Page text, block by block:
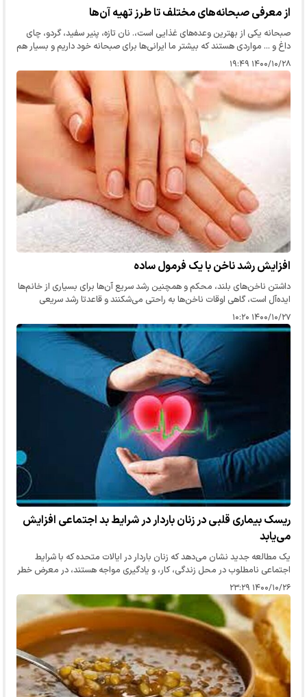
از معرفی صبحانه‌های مختلف تا طرز تهیه آن‌ها
صبحانه یکی از بهترین وعده‌های غذایی است،. نان تازه، پنیر سفید، گردو، چای
داغ و ... مواردی هستند که بیشتر ما ایرانی‌ها برای صبحانه خود داریم و بسیار هم
لذت‌بخش است،. به ویژه اگر نان تازه باشد و عطر…
۱۴۰۰/۱۰/۲۸ ۱۹:۴۹
افزایش رشد ناخن با یک فرمول ساده
داشتن ناخن‌های بلند، محکم و همچنین رشد سریع آن‌ها برای بسیاری از خانم‌ها
ایده‌آل است، گاهی اوقات ناخن‌ها به راحتی می‌شکنند و قاعدتا رشد سریعی
نخواهند داشت تا به طول بقیه ناخن‌ها برسند.
۱۴۰۰/۱۰/۲۷ ۱۰:۲۰
ریسک بیماری قلبی در زنان باردار در شرایط بد اجتماعی افزایش
می‌یابد
یک مطالعه جدید نشان می‌دهد که زنان باردار در ایالات متحده که با شرایط
اجتماعی نامطلوب در محل زندگی، کار، و یادگیری مواجه هستند، در معرض خطر
بالا مشکلات قلبی قرار دارند.
۱۴۰۰/۱۰/۲۶ ۲۳:۲۹